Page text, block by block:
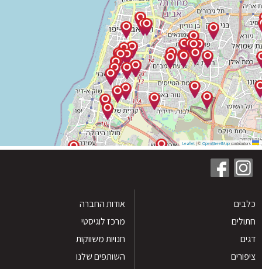
|©OpenStreetMap
אודות החברה
מרכז לוגיסטי
חנויות משווקות
השותפים שלנו